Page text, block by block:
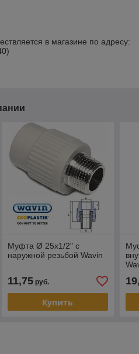
в магазине по адресу:
Муфта Ø 25х1/2" с
наружной резьбой Wavin
11,75руб.
Купить